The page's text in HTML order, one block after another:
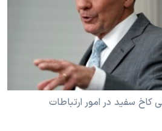
۲۰۲۴
کاخ سفید در امور ارتباطات